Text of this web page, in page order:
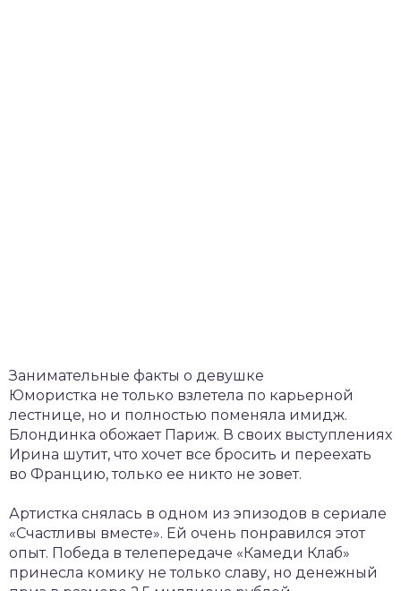
Занимательные факты о девушке
Юмористка не только взлетела по карьерной
лестнице, но и полностью поменяла имидж.
Блондинка обожает Париж. В своих выступлениях
Ирина шутит, что хочет все бросить и переехать
во Францию, только ее никто не зовет.
Артистка снялась в одном из эпизодов в сериале
«Счастливы вместе». Ей очень понравился этот
опыт. Победа в телепередаче «Камеди Клаб»
принесла комику не только славу, но денежный